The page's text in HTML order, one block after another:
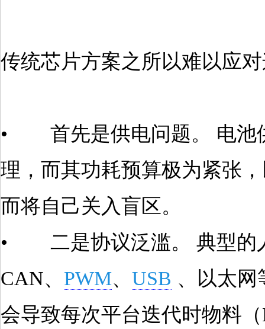
传统芯片方案之所以难以应
• 首先是供电问题。‌ 电池
理，而其功耗预算极为紧张
而将自己关入盲区。
• 二是协议泛滥‌。 典型的
CAN、 PWM、 USB 、以太网
会导致每次平台迭代时物料